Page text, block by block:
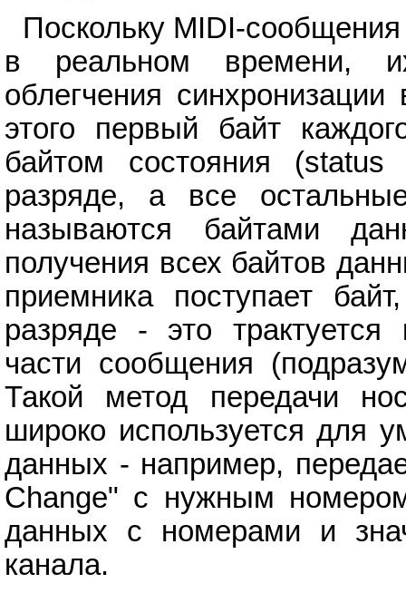
Поскольку MIDI-
в реальном времени,
облегчения
этого первый байт
байтом состояния
разряде, а все
называются байтами
получения всех байтов
приемника поступает
разряде - это
части сообщения
Такой метод передачи
широко используется для
данных - например,
Change" с нужным
данных с номерами и
канала.